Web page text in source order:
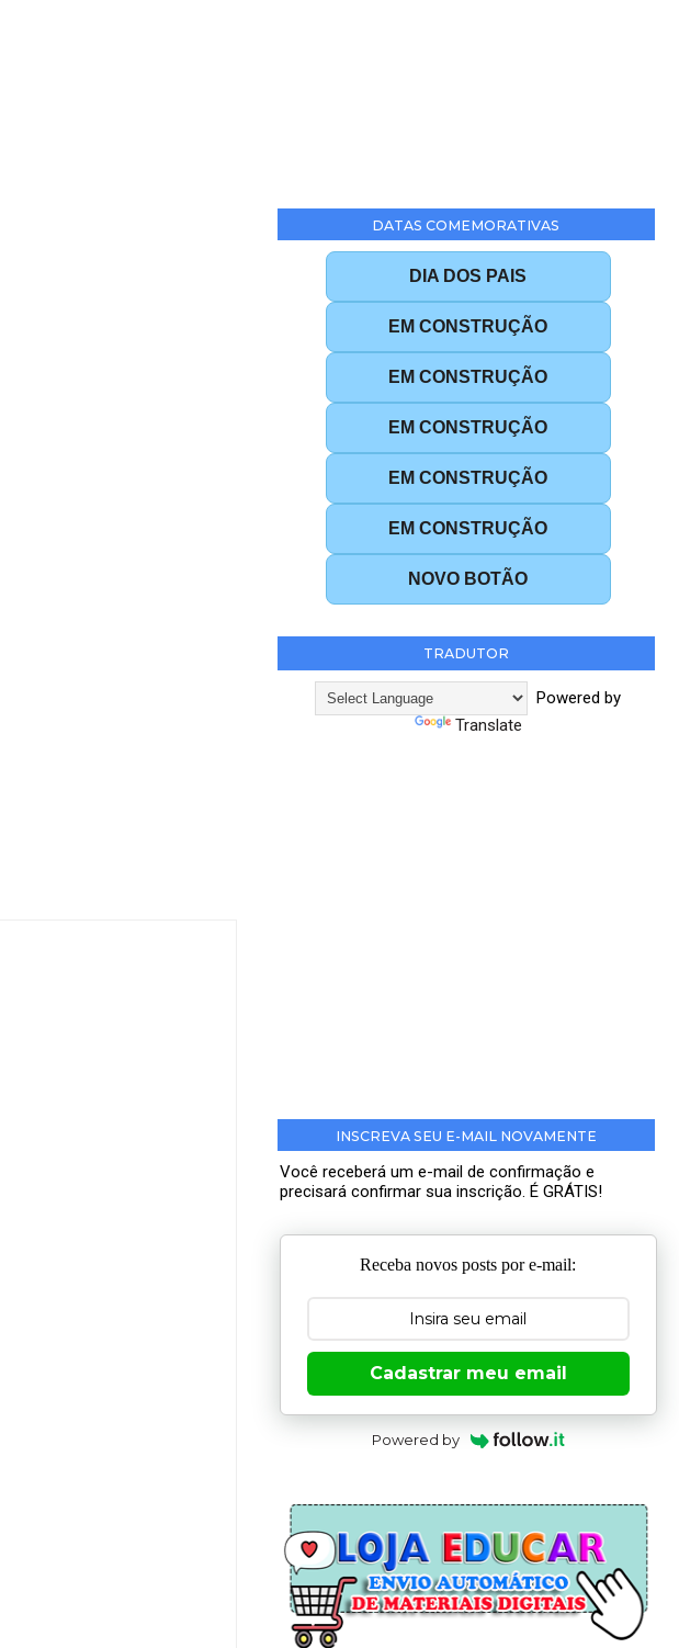
DATAS COMEMORATIVAS
DIA DOS PAIS
EM CONSTRUÇÃO
EM CONSTRUÇÃO
EM CONSTRUÇÃO
EM CONSTRUÇÃO
EM CONSTRUÇÃO
NOVO BOTÃO
TRADUTOR
Powered by
Translate
INSCREVA SEU E-MAIL NOVAMENTE
Você receberá um e-mail de confirmação e
precisará confirmar sua inscrição. É GRÁTIS!
Receba novos posts por e-mail:
Cadastrar meu email
Powered by